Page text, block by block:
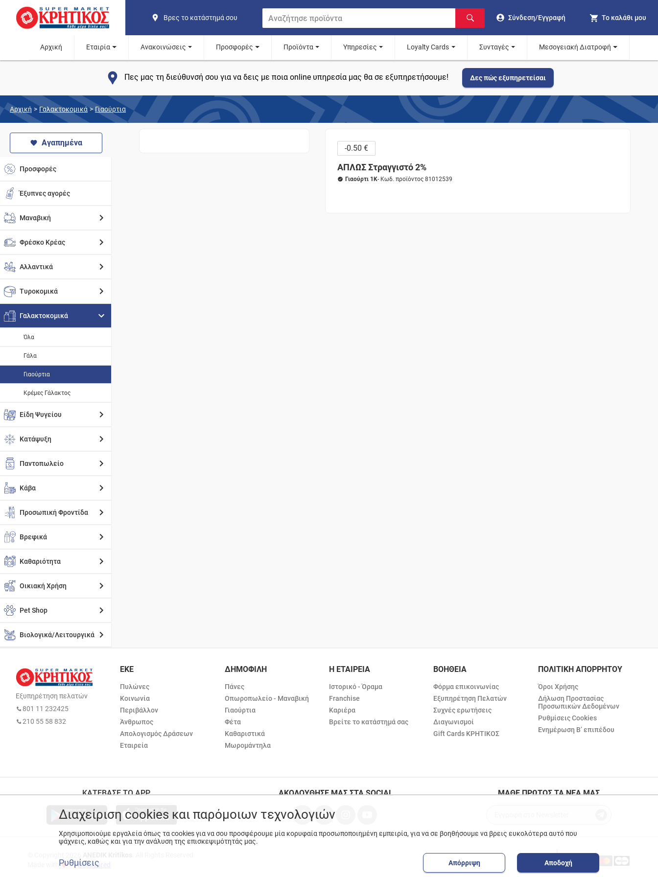
Βρες το κατάστημά σου Σύνδεση/Εγγραφή Το καλάθι μου
Αρχική Εταιρία Ανακοινώσεις Προσφορές Προϊόντα Υπηρεσίες Loyalty Cards Συνταγές Μεσογειακή Διατροφή
Πες μας τη διεύθυνσή σου για να δεις με ποια online υπηρεσία μας θα σε εξυπηρετήσουμε! Δες πώς εξυπηρετείσαι
Αρχική > Γαλακτοκομικά > Γιαούρτια
Αγαπημένα
Προσφορές
Έξυπνες αγορές
Μαναβική
Φρέσκο Κρέας
Αλλαντικά
Τυροκομικά
Γαλακτοκομικά
Όλα
Γάλα
Γιαούρτια
Κρέμες Γάλακτος
Είδη Ψυγείου
Κατάψυξη
Παντοπωλείο
Κάβα
Προσωπική Φροντίδα
Βρεφικά
Καθαριότητα
Οικιακή Χρήση
Pet Shop
Βιολογικά/Λειτουργικά
-0.50 €
ΑΠΛΩΣ Στραγγιστό 2%
Γιαούρτι 1K- Κωδ. προϊόντος 81012539
Εξυπηρέτηση πελατών
801 11 232425
210 55 58 832
ΕΚΕ
Πυλώνες
Κοινωνία
Περιβάλλον
Άνθρωπος
Απολογισμός Δράσεων
Εταιρεία
ΔΗΜΟΦΙΛΗ
Πάνες
Οπωροπωλείο - Μαναβική
Γιαούρτια
Φέτα
Καθαριστικά
Μωρομάντηλα
Η ΕΤΑΙΡΕΙΑ
Ιστορικό - Όραμα
Franchise
Καριέρα
Βρείτε το κατάστημά σας
ΒΟΗΘΕΙΑ
Φόρμα επικοινωνίας
Εξυπηρέτηση Πελατών
Συχνές ερωτήσεις
Διαγωνισμοί
Gift Cards ΚΡΗΤΙΚΟΣ
ΠΟΛΙΤΙΚΗ ΑΠΟΡΡΗΤΟΥ
Όροι Χρήσης
Δήλωση Προστασίας
Προσωπικών Δεδομένων
Ρυθμίσεις Cookies
Ενημέρωση Β’ επιπέδου
ΚΑΤΕΒΑΣΕ ΤΟ APP ΑΚΟΛΟΥΘΗΣΕ ΜΑΣ ΣΤΑ SOCIAL ΜΑΘΕ ΠΡΩΤΟΣ ΤΑ ΝΕΑ ΜΑΣ
Made with
byDesquared
Διαχείριση cookies και παρόμοιων τεχνολογιών
Χρησιμοποιούμε εργαλεία όπως τα cookies για να σου προσφέρουμε μία κορυφαία προσωποποιημένη εμπειρία, για να σε βοηθήσουμε να βρεις ευκολότερα αυτό που
ψάχνεις, καθώς και για την ανάλυση της επισκεψιμότητάς μας.
Ρυθμίσεις Απόρριψη Αποδοχή